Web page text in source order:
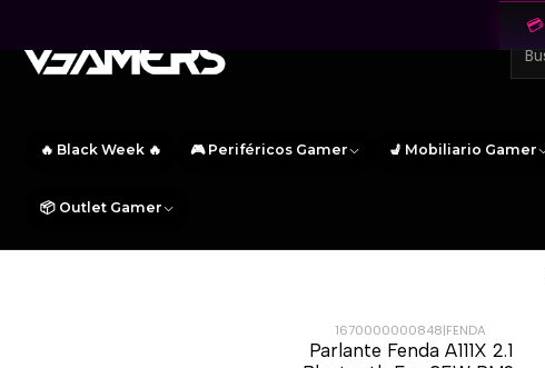
🔥 Black Week 🔥 🎮 Periféricos Gamer 💺 Mobiliario Gamer
📦 Outlet Gamer
💳
-14%
1670000000848|FENDA
Parlante Fenda A111X 2.1